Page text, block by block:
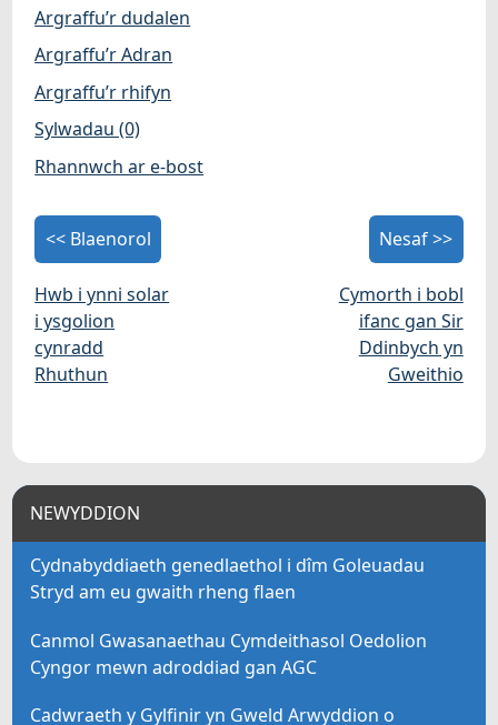
Argraffu’r dudalen
Argraffu’r Adran
Argraffu’r rhifyn
Sylwadau (0)
Rhannwch ar e-bost
<< Blaenorol
Hwb i ynni solar
i ysgolion
cynradd
Rhuthun
Nesaf >>
Cymorth i bobl
ifanc gan Sir
Ddinbych yn
Gweithio
NEWYDDION
Cydnabyddiaeth genedlaethol i dîm Goleuadau
Stryd am eu gwaith rheng flaen
Canmol Gwasanaethau Cymdeithasol Oedolion
Cyngor mewn adroddiad gan AGC
Cadwraeth y Gylfinir yn Gweld Arwyddion o